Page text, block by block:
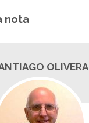
nota
OLIVERA